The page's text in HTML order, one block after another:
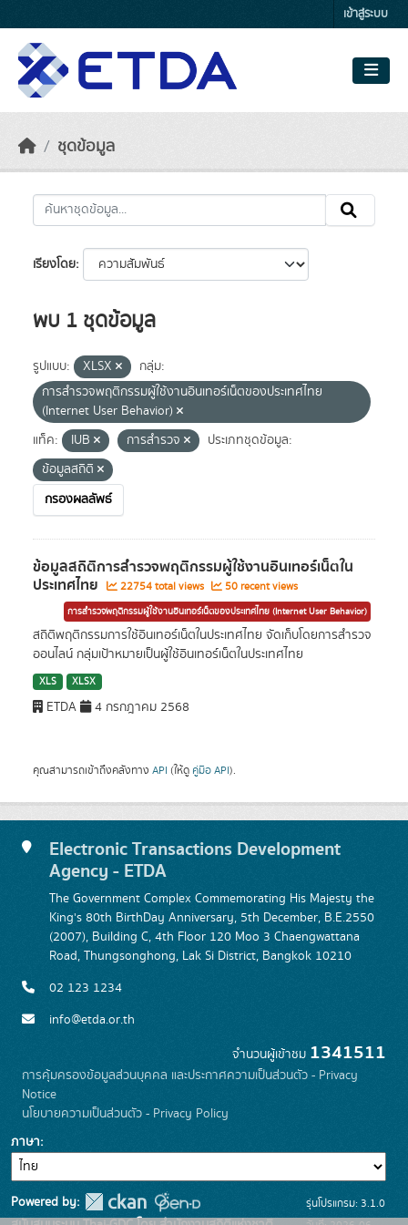
เข้าสู่ระบบ
ชุดข้อมูล
เรียงโดย
พบ 1 ชุดข้อมูล
รูปแบบ: XLSX
กลุ่ม:
การสำรวจพฤติกรรมผู้ใช้งานอินเทอร์เน็ตของประเทศไทย
(Internet User Behavior)
แท็ค:
IUB การสำรวจ
ประเภทชุดข้อมูล:
ข้อมูลสถิติ
กรองผลลัพธ์
ข้อมูลสถิติการสำรวจพฤติกรรมผู้ใช้งานอินเทอร์เน็ตใน
ประเทศไทย 22754 total views 50 recent views
การสำรวจพฤติกรรมผู้ใช้งานอินเทอร์เน็ตของประเทศไทย (Internet User Behavior)
สถิติพฤติกรรมการใช้อินเทอร์เน็ตในประเทศไทย จัดเก็บโดยการสำรวจ
ออนไลน์ กลุ่มเป้าหมายเป็นผู้ใช้อินเทอร์เน็ตในประเทศไทย
XLS XLSX
ETDA 4 กรกฎาคม 2568
คุณสามารถเข้าถึงคลังทาง API (ให้ดู คู่มือ API).
Electronic Transactions Development
Agency - ETDA
The Government Complex Commemorating His Majesty the
King's 80th BirthDay Anniversary, 5th December, B.E.2550
(2007), Building C, 4th Floor 120 Moo 3 Chaengwattana
Road, Thungsonghong, Lak Si District, Bangkok 10210
02 123 1234
info@etda.or.th
จำนวนผู้เข้าชม 1341511
การคุ้มครองข้อมูลส่วนบุคคล และประกาศความเป็นส่วนตัว - Privacy
Notice
นโยบายความเป็นส่วนตัว - Privacy Policy
ภาษา
Powered by:
รุ่นโปรแกรม: 3.1.0